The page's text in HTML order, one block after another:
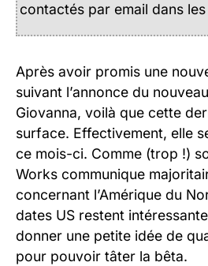
contactés par email dans
Après avoir promis une
suivant l’annonce du
Giovanna, voilà que cette
surface. Effectivement, elle
ce mois-ci. Comme (trop !)
Works communique
concernant l’Amérique du
dates US restent
donner une petite idée de
pour pouvoir tâter la bêta.